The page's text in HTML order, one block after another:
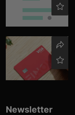
Newsletter